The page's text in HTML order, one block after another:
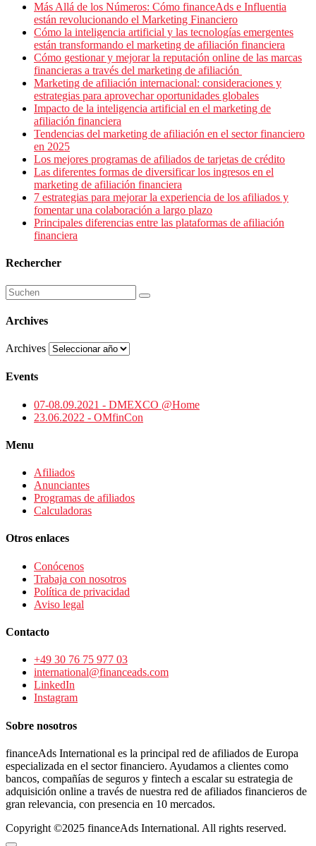
Más Allá de los Números: Cómo financeAds e Influentia
están revolucionando el Marketing Financiero
Cómo la inteligencia artificial y las tecnologías emergentes
están transformando el marketing de afiliación financiera
Cómo gestionar y mejorar la reputación online de las marcas
financieras a través del marketing de afiliación
Marketing de afiliación internacional: consideraciones y
estrategias para aprovechar oportunidades globales
Impacto de la inteligencia artificial en el marketing de
afiliación financiera
Tendencias del marketing de afiliación en el sector financiero
en 2025
Los mejores programas de afiliados de tarjetas de crédito
Las diferentes formas de diversificar los ingresos en el
marketing de afiliación financiera
7 estrategias para mejorar la experiencia de los afiliados y
fomentar una colaboración a largo plazo
Principales diferencias entre las plataformas de afiliación
financiera
Rechercher
Archives
Archives
Events
07-08.09.2021 - DMEXCO @Home
23.06.2022 - OMfinCon
Menu
Afiliados
Anunciantes
Programas de afiliados
Calculadoras
Otros enlaces
Conócenos
Trabaja con nosotros
Política de privacidad
Aviso legal
Contacto
+49 30 76 75 977 03
international@financeads.com
LinkedIn
Instagram
Sobre nosotros
financeAds International es la principal red de afiliados de Europa
especializada en el sector financiero. Ayudamos a clientes como
bancos, compañías de seguros y fintech a escalar su estrategia de
adquisición online a través de nuestra red de afiliados financieros de
gran relevancia, con presencia en 10 mercados.
Copyright ©2025 financeAds International. All rights reserved.